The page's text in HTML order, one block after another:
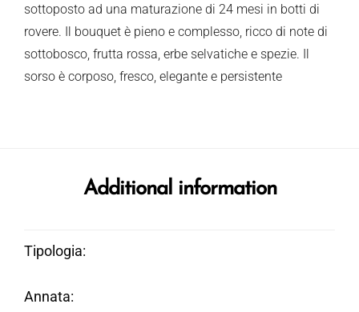
sottoposto ad una maturazione di 24 mesi in botti di
rovere. Il bouquet è pieno e complesso, ricco di note di
sottobosco, frutta rossa, erbe selvatiche e spezie. Il
sorso è corposo, fresco, elegante e persistente
Additional information
Tipologia
Annata